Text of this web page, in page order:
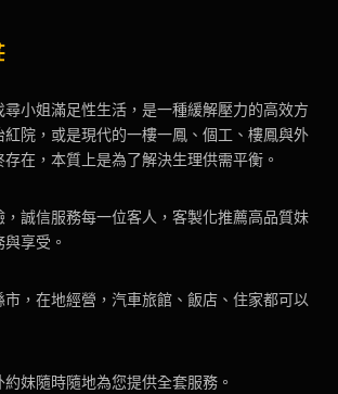
小姐滿足性生活，是一種緩解壓力的高效方
院，或是現代的一樓一鳳、個工、樓鳳與外
在，本質上是為了解決生理供需平衡。
誠信服務每一位客人，客製化推薦高品質妹
享受。
，在地經營，汽車旅館、飯店、住家都可以
妹隨時隨地為您提供全套服務。